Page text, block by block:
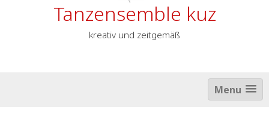
Tanzensemble kuz
kreativ und zeitgemäß
Menu